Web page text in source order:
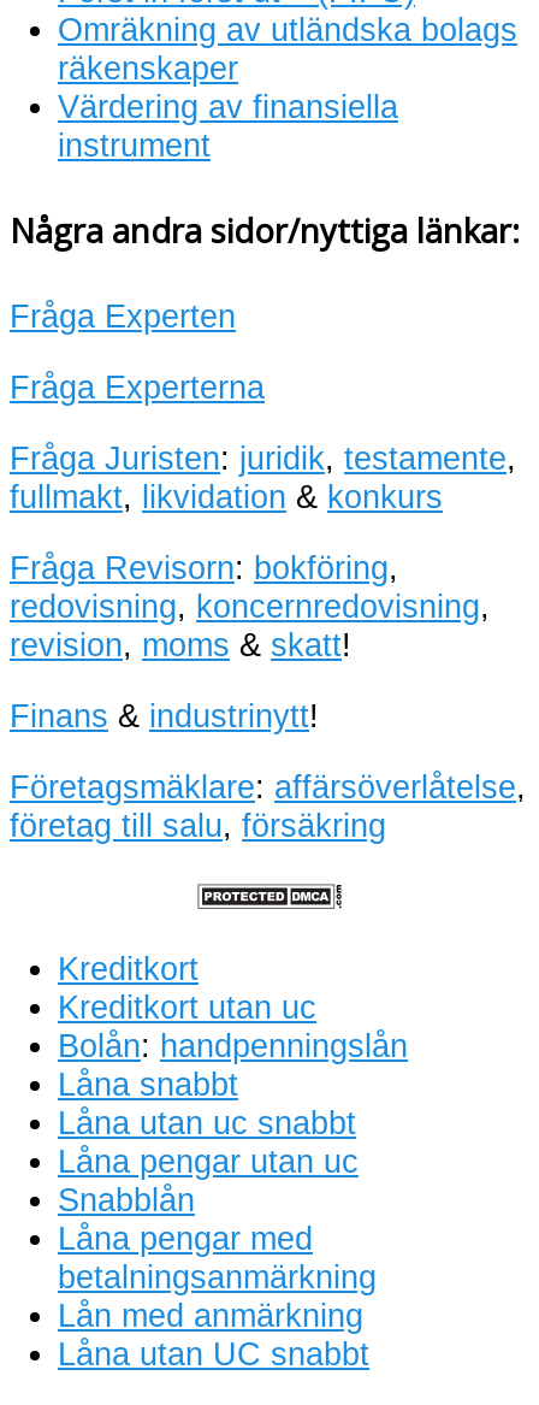
Omräkning av utländska bolags
räkenskaper
Värdering av finansiella
instrument
Några andra sidor/nyttiga länkar:
Fråga Experten
Fråga Experterna
Fråga Juristen: juridik, testamente,
fullmakt, likvidation & konkurs
Fråga Revisorn: bokföring,
redovisning, koncernredovisning,
revision, moms & skatt!
Finans & industrinytt!
Företagsmäklare: affärsöverlåtelse,
företag till salu, försäkring
Kreditkort
Kreditkort utan uc
Bolån: handpenningslån
Låna snabbt
Låna utan uc snabbt
Låna pengar utan uc
Snabblån
Låna pengar med
betalningsanmärkning
Lån med anmärkning
Låna utan UC snabbt